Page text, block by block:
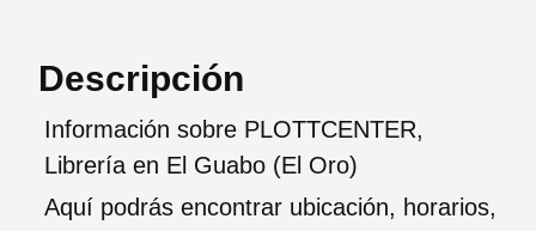
Descripción
Información sobre PLOTTCENTER,
Librería en El Guabo (El Oro)
Aquí podrás encontrar ubicación, horarios,